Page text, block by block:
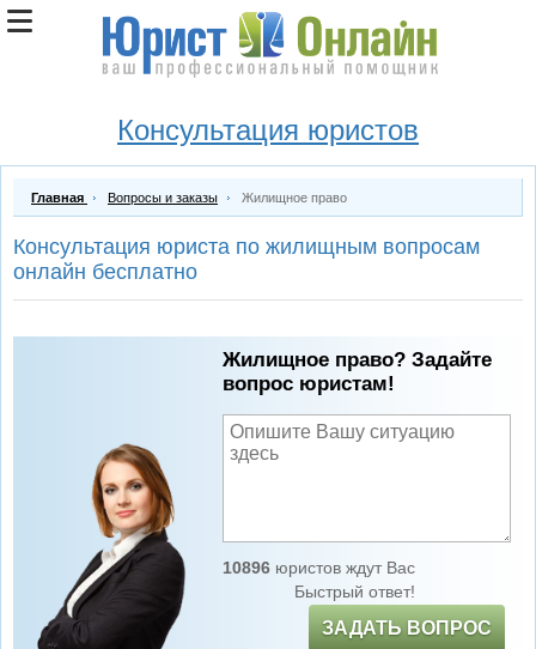
Консультация юристов
Главная Вопросы и заказы Жилищное право
Консультация юриста по жилищным вопросам
онлайн бесплатно
Жилищное право? Задайте
вопрос юристам!
10896юристов ждут Вас
Быстрый ответ!
ЗАДАТЬ ВОПРОС